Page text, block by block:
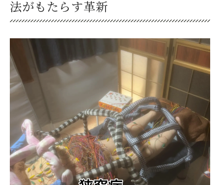
最新の治療法で股関節痛に立ち向かう方法
痛みを和らげるための再生医療の役割
細胞治療が痛み軽減に及ぼす効果
整形外科分野での最新技術の適用事例
患者ごとの痛み軽減プランの構築
新しい技術がもたらす痛み治療の革命
股関節痛に対する非侵襲的治療法の進化
再生医療が整形外科疾患治療に与える影響
再生医療の原理とその効果
股関節痛における再生医療の具体的応用
法がもたらす革新